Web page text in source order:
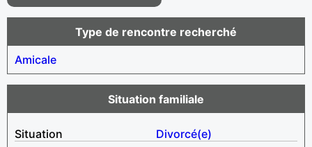
Type de rencontre recherché
Amicale
Situation familiale
Situation
Divorcé(e)